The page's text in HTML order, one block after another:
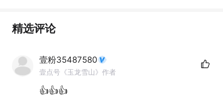
精选评论
壹粉35487580
壹点号《玉龙雪山》作者
👍👍👍